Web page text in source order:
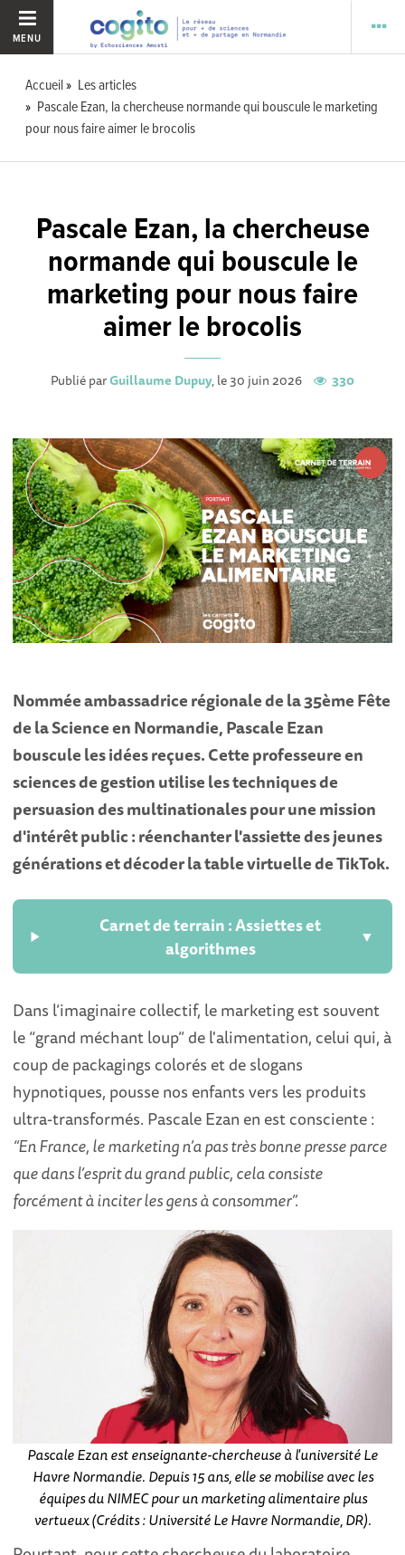
MENU
Accueil
Les articles
Pascale Ezan, la chercheuse normande qui bouscule le marketing
pour nous faire aimer le brocolis
Pascale Ezan, la chercheuse
normande qui bouscule le
marketing pour nous faire
aimer le brocolis
Publié parGuillaume Dupuy, le 30 juin 2026 330
Nommée ambassadrice régionale de la 35ème Fête
de la Science en Normandie, Pascale Ezan
bouscule les idées reçues. Cette professeure en
sciences de gestion utilise les techniques de
persuasion des multinationales pour une mission
d'intérêt public : réenchanter l'assiette des jeunes
générations et décoder la table virtuelle de TikTok.
Carnet de terrain : Assiettes et
algorithmes
▼
Dans l’imaginaire collectif, le marketing est souvent
le “grand méchant loup” de l'alimentation, celui qui, à
coup de packagings colorés et de slogans
hypnotiques, pousse nos enfants vers les produits
ultra-transformés. Pascale Ezan en est consciente :
“En France, le marketing n’a pas très bonne presse parce
que dans l’esprit du grand public, cela consiste
forcément à inciter les gens à consommer”.
Pascale Ezan est enseignante-chercheuse à l'université Le
Havre Normandie. Depuis 15 ans, elle se mobilise avec les
équipes du NIMEC pour un marketing alimentaire plus
vertueux (Crédits : Université Le Havre Normandie, DR).